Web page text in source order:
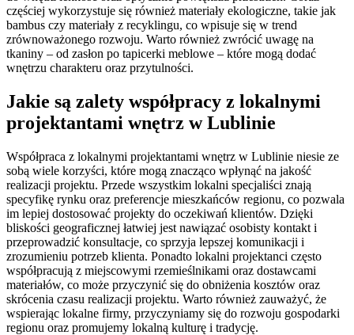
częściej wykorzystuje się również materiały ekologiczne, takie jak
bambus czy materiały z recyklingu, co wpisuje się w trend
zrównoważonego rozwoju. Warto również zwrócić uwagę na
tkaniny – od zasłon po tapicerki meblowe – które mogą dodać
wnętrzu charakteru oraz przytulności.
Jakie są zalety współpracy z lokalnymi
projektantami wnętrz w Lublinie
Współpraca z lokalnymi projektantami wnętrz w Lublinie niesie ze
sobą wiele korzyści, które mogą znacząco wpłynąć na jakość
realizacji projektu. Przede wszystkim lokalni specjaliści znają
specyfikę rynku oraz preferencje mieszkańców regionu, co pozwala
im lepiej dostosować projekty do oczekiwań klientów. Dzięki
bliskości geograficznej łatwiej jest nawiązać osobisty kontakt i
przeprowadzić konsultacje, co sprzyja lepszej komunikacji i
zrozumieniu potrzeb klienta. Ponadto lokalni projektanci często
współpracują z miejscowymi rzemieślnikami oraz dostawcami
materiałów, co może przyczynić się do obniżenia kosztów oraz
skrócenia czasu realizacji projektu. Warto również zauważyć, że
wspierając lokalne firmy, przyczyniamy się do rozwoju gospodarki
regionu oraz promujemy lokalną kulturę i tradycję.